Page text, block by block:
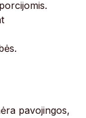
pavojingos,